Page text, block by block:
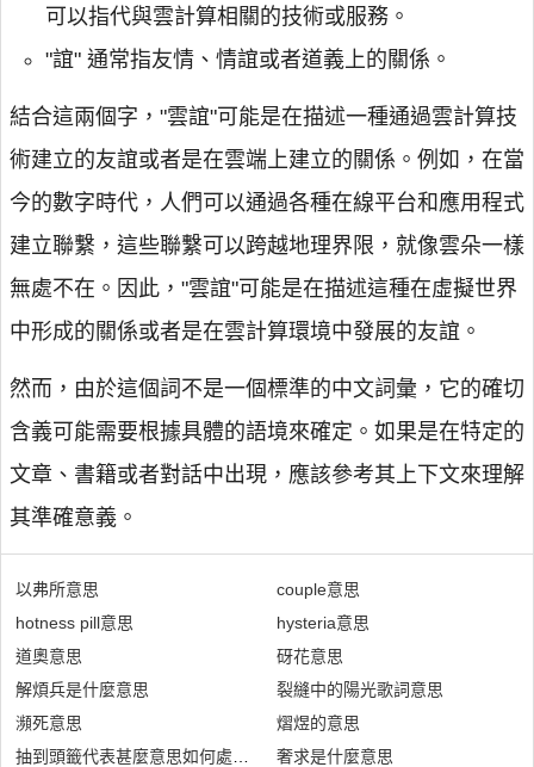
可以指代與雲計算相關的技術或服務。
"誼" 通常指友情、情誼或者道義上的關係。
結合這兩個字，"雲誼"可能是在描述一種通過雲計算技
術建立的友誼或者是在雲端上建立的關係。例如，在當
今的數字時代，人們可以通過各種在線平台和應用程式
建立聯繫，這些聯繫可以跨越地理界限，就像雲朵一樣
無處不在。因此，"雲誼"可能是在描述這種在虛擬世界
中形成的關係或者是在雲計算環境中發展的友誼。
然而，由於這個詞不是一個標準的中文詞彙，它的確切
含義可能需要根據具體的語境來確定。如果是在特定的
文章、書籍或者對話中出現，應該參考其上下文來理解
其準確意義。
以弗所意思
hotness pill意思
道奧意思
解煩兵是什麼意思
瀕死意思
抽到頭籤代表甚麼意思如何處理才會見效果
couple意思
hysteria意思
砑花意思
裂縫中的陽光歌詞意思
熠煜的意思
奢求是什麼意思